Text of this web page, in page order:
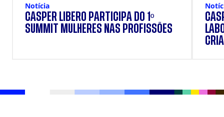
Notícia
CÁSPER LÍBERO PARTICIPA DO 1º
SUMMIT MULHERES NAS PROFISSÕES